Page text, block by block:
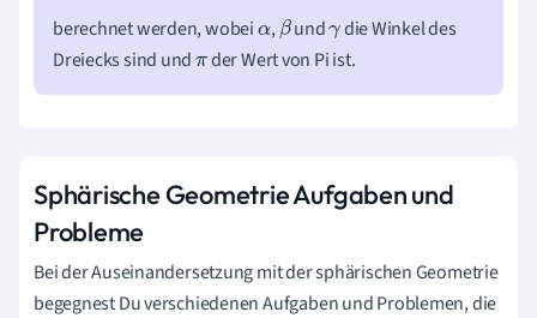
berechnet werden, wobeiα,βundγdie Winkel des
Dreiecks sind undπder Wert von Pi ist.
Sphärische Geometrie Aufgaben und
Probleme
Bei der Auseinandersetzung mit der sphärischen Geometrie
begegnest Du verschiedenen Aufgaben und Problemen, die